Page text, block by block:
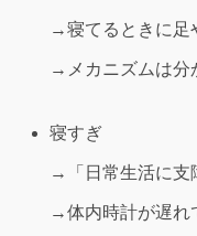
→寝てるときに足
→メカニズムは分
寝すぎ
→「日常生活に支
→体内時計が遅れ